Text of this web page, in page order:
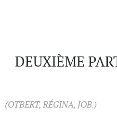
DEUXIÈME
(OTBERT, RÉGINA, JOB.)